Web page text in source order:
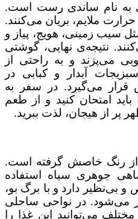
به نام ساندی رست است.
ملایم، بریان می‌کنند.
سیب زمینی، هویج، پیاز و
نتیجه‌ی نهایی، گوشتی
می‌پزند و به راحتی از
آبدار و کبابی در
قرار می‌گیرد. در سفر به
باید امتحان کنید و از طعم
پر از هیجان، لذت ببرید.
از رنگ خاصش گرفته است.
جوهری سیاه استفاده
بی‌نظیر دارد و با برگ بو،
می‌شود. در نواحی ساحلی
می‌توانید این غذا را